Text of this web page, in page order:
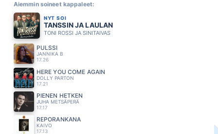
Aiemmin soineet kappaleet:
NYT SOI
TANSSIN JA LAULAN
TONI ROSSI JA SINITAIVAS
PULSSI
JANNIKA B
17.26
HERE YOU COME AGAIN
DOLLY PARTON
17.21
PIENEN HETKEN
JUHA METSÄPERÄ
17.17
REPORANKANA
KAIVO
17.13